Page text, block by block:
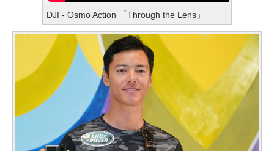
DJI - Osmo Action 「Through the Lens」